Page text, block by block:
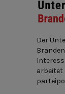
Der
arbeitet